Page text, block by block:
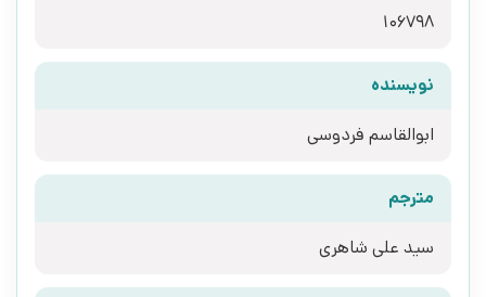
106798
نویسنده
ابوالقاسم فردوسی
مترجم
سید علی شاهری